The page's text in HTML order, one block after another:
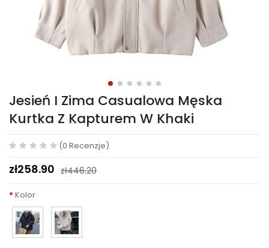
Jesień I Zima Casualowa Męska
Kurtka Z Kapturem W Khaki
(0 Recenzje)
zł258.90 zł446.20
Kolor